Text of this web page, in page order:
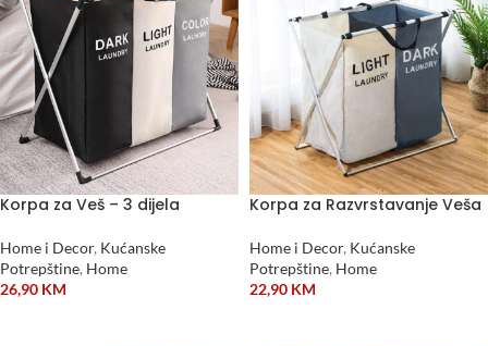
Korpa za Veš – 3 dijela
Home i Decor, Kućanske
Potrepštine, Home
26,90 KM
Korpa za Razvrstavanje Veša
Home i Decor, Kućanske
Potrepštine, Home
22,90 KM